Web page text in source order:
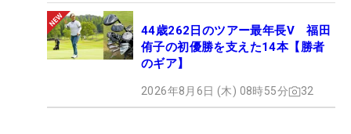
44歳262日のツアー最年長V 福田
侑子の初優勝を支えた14本【勝者
のギア】
2026年8月6日 (木) 08時55分 32